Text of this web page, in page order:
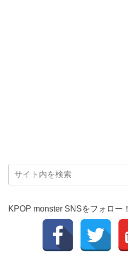
KPOP monster SNSをフォロー！